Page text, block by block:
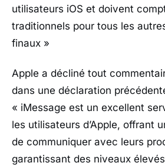
utilisateurs iOS et doivent
traditionnels pour tous les
finaux »
Apple a décliné tout
dans une déclaration
« iMessage est un excellent
les utilisateurs d’Apple, offrant
de communiquer avec leurs
garantissant des niveaux